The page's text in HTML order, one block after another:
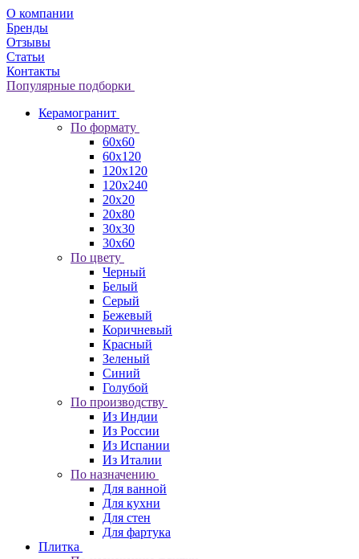
О компании
Бренды
Отзывы
Статьи
Контакты
Популярные подборки
Керамогранит
По формату
60x60
60x120
120x120
120x240
20x20
20x80
30x30
30x60
По цвету
Черный
Белый
Серый
Бежевый
Коричневый
Красный
Зеленый
Синий
Голубой
По производству
Из Индии
Из России
Из Испании
Из Италии
По назначению
Для ванной
Для кухни
Для стен
Для фартука
Плитка